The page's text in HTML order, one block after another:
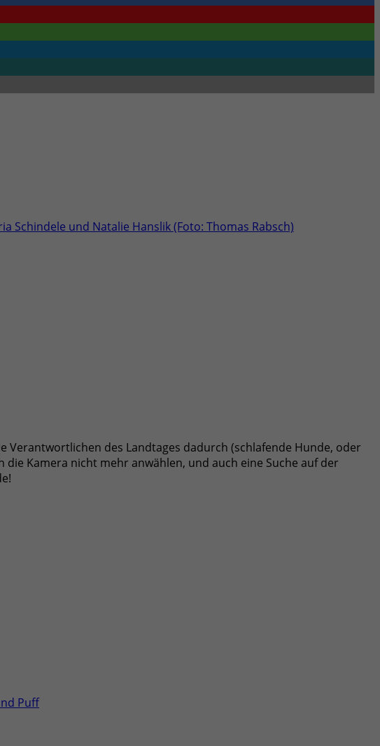
Verantwortlichen des Landtages dadurch (schlafende Hunde, oder
Kamera nicht mehr anwählen, und auch eine Suche auf der
Puff